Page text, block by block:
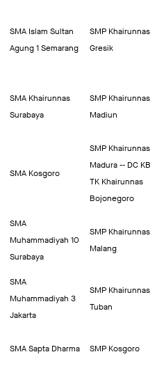
SMA Islam Sultan
Agung 1 Semarang
SMP Khairunnas
Gresik
SMA Khairunnas
Surabaya
SMP Khairunnas
Madiun
SMA Kosgoro
SMP Khairunnas
Madura -- DC KB
TK Khairunnas
Bojonegoro
SMA
Muhammadiyah 10
Surabaya
SMP Khairunnas
Malang
SMA
Muhammadiyah 3
Jakarta
SMP Khairunnas
Tuban
SMA Sapta Dharma SMP Kosgoro